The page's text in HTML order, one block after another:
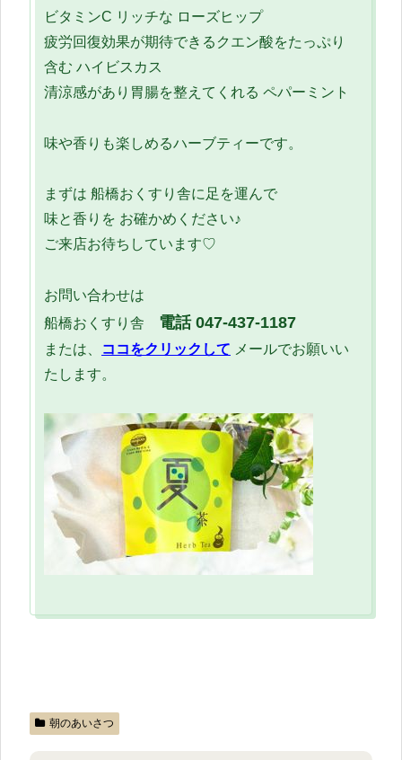
ビタミンC リッチな ローズヒップ
疲労回復効果が期待できるクエン酸をたっぷり
含む ハイビスカス
清涼感があり胃腸を整えてくれる ペパーミント
味や香りも楽しめるハーブティーです。
まずは 船橋おくすり舎に足を運んで
味と香りを お確かめください♪
ご来店お待ちしています♡
お問い合わせは
船橋おくすり舎 電話 047-437-1187
または、 ココをクリックして メールでお願いい
たします。
朝のあいさつ